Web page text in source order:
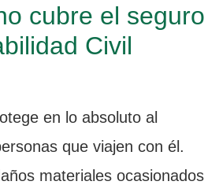
cubre el seguro
Civil
en lo absoluto al
que viajen con él.
materiales ocasionados